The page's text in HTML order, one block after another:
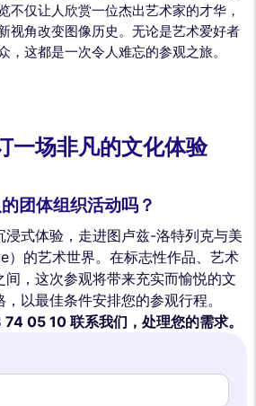
不仅让人欣赏一位杰出艺术家的才华，
视角改变图像历史。无论是艺术爱好者
，这都是一次令人难忘的参观之旅。
一场非凡的文化体验
团体组织活动吗？
浸式体验，走进图卢兹-洛特列克与美
）的艺术世界。在标志性作品、艺术
，这次参观将带来充实而愉悦的文
以最佳条件安排您的参观行程。
05 10 联系我们，处理您的需求。